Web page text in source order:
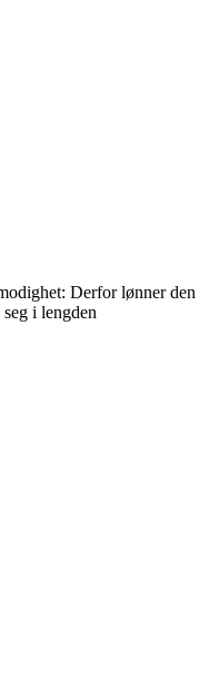
Derfor lønner den
i lengden